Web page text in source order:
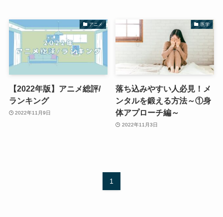
アニメ
【2022年版】アニメ総評/
ランキング
2022年11月9日
医学
落ち込みやすい人必見！メ
ンタルを鍛える方法～①身
体アプローチ編～
2022年11月3日
1